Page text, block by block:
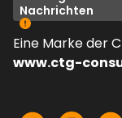
Nachrichten
Eine Marke der
www.ctg-